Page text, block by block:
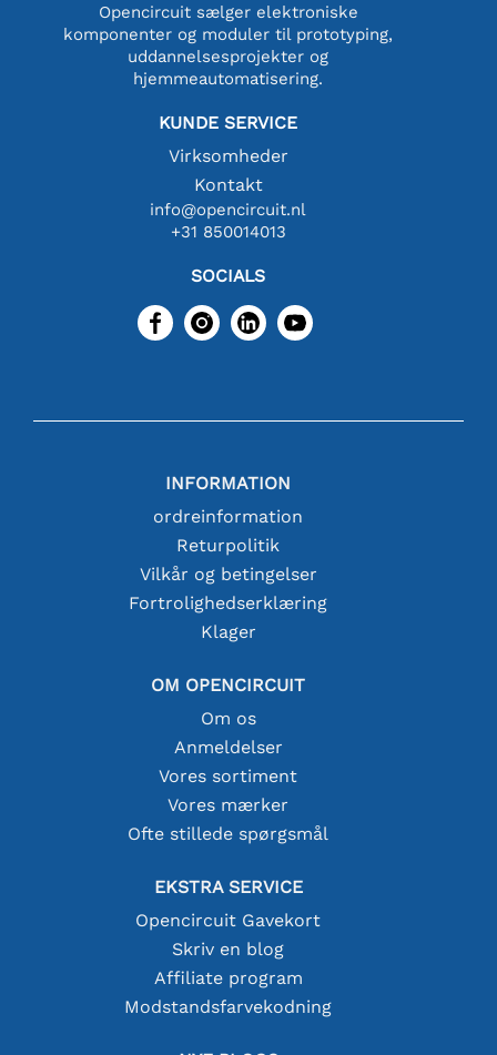
Opencircuit sælger elektroniske
komponenter og moduler til prototyping,
uddannelsesprojekter og
hjemmeautomatisering.
KUNDE SERVICE
Virksomheder
Kontakt
info@opencircuit.nl
+31 850014013
SOCIALS
INFORMATION
ordreinformation
Returpolitik
Vilkår og betingelser
Fortrolighedserklæring
Klager
OM OPENCIRCUIT
Om os
Anmeldelser
Vores sortiment
Vores mærker
Ofte stillede spørgsmål
EKSTRA SERVICE
Opencircuit Gavekort
Skriv en blog
Affiliate program
Modstandsfarvekodning